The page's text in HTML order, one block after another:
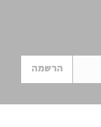
הרשמה